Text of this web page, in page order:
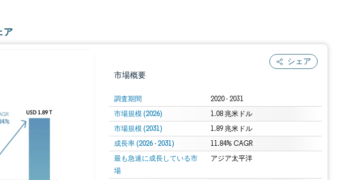
ア
シェア
市場概要
調査期間 2020 - 2031
市場規模 (2026) 1.08 兆米ドル
市場規模 (2031) 1.89 兆米ドル
成長率 (2026 - 2031) 11.84% CAGR
最も急速に成長している市
場
アジア太平洋
Mordor Intelligence。再利用にはCC BY 4.0の表示が必要です。